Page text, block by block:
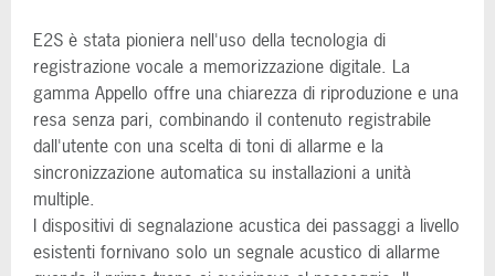
E2S è stata pioniera nell'uso della tecnologia di
registrazione vocale a memorizzazione digitale. La
gamma Appello offre una chiarezza di riproduzione e una
resa senza pari, combinando il contenuto registrabile
dall'utente con una scelta di toni di allarme e la
sincronizzazione automatica su installazioni a unità
multiple.
I dispositivi di segnalazione acustica dei passaggi a livello
esistenti fornivano solo un segnale acustico di allarme